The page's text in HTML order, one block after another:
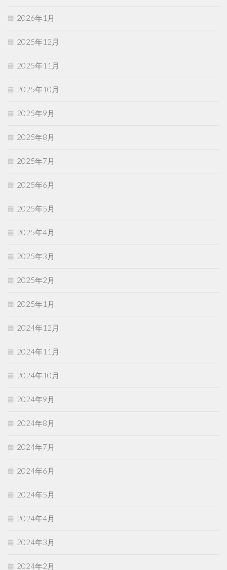
2026年1月
2025年12月
2025年11月
2025年10月
2025年9月
2025年8月
2025年7月
2025年6月
2025年5月
2025年4月
2025年3月
2025年2月
2025年1月
2024年12月
2024年11月
2024年10月
2024年9月
2024年8月
2024年7月
2024年6月
2024年5月
2024年4月
2024年3月
2024年2月